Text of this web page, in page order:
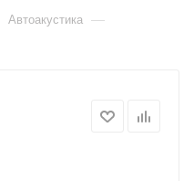
Автоакустика —